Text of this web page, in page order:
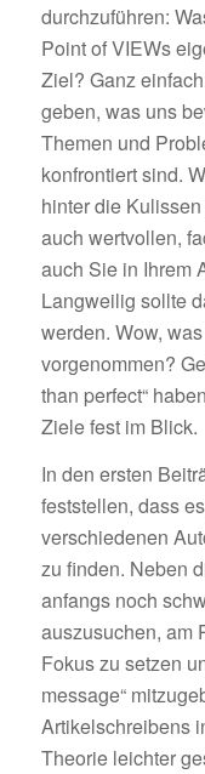
durchzuführen:
Point of VIEWs
Ziel? Ganz
geben, was uns
Themen und
konfrontiert sind.
hinter die
auch wertvollen,
auch Sie in Ihrem
Langweilig sollte
werden. Wow,
vorgenommen?
than perfect“
Ziele fest im Blick.
In den ersten
feststellen, dass
verschiedenen
zu finden. Neben
anfangs noch
auszusuchen, am
Fokus zu setzen
message“
Artikelschreibens
Theorie leichter